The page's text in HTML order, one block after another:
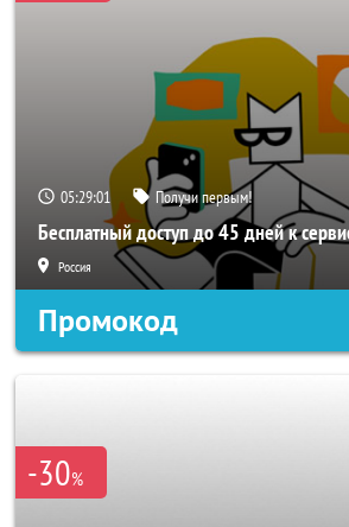
05:28:59 Получи первым!
Бесплатный доступ до 45 дней к
Россия
Промокод
-30%